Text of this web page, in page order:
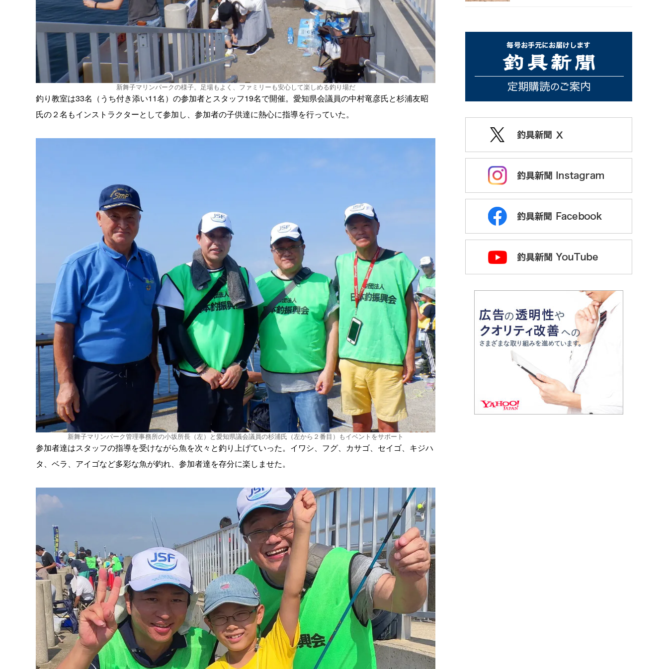
新舞子マリンパークの様子。足場もよく、ファミリーも安心して楽しめる釣り場だ
釣り教室は33名（うち付き添い11名）の参加者とスタッフ19名で開催。愛知県会議員の中村竜彦氏と杉浦友昭
氏の２名もインストラクターとして参加し、参加者の子供達に熱心に指導を行っていた。
新舞子マリンパーク管理事務所の小坂所長（左）と愛知県議会議員の杉浦氏（左から２番目）もイベントをサポート
参加者達はスタッフの指導を受けながら魚を次々と釣り上げていった。イワシ、フグ、カサゴ、セイゴ、キジハ
タ、ベラ、アイゴなど多彩な魚が釣れ、参加者達を存分に楽しませた。